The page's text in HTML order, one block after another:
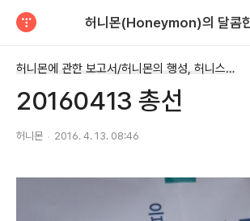
허니몬에 관한 보고서/허니몬의 행성, 허니스(Honies)
20160413 총선
허니몬 2016. 4. 13. 08:46